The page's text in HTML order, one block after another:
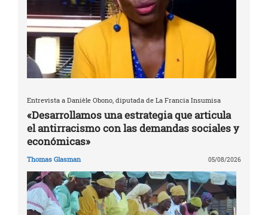
Entrevista a Danièle Obono, diputada de La Francia Insumisa
«Desarrollamos una estrategia que articula
el antirracismo con las demandas sociales y
económicas»
Thomas Glasman 05/08/2026